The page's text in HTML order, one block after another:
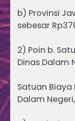
b) Provinsi
sebesar
2) Poin b.
Dinas Dalam
Satuan Biaya
Dalam